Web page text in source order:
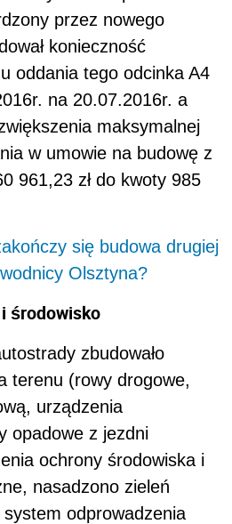
przez nowego
konieczność
oddania tego odcinka A4
na 20.07.2016r. a
maksymalnej
w umowie na budowę z
961,23 zł do kwoty 985
się budowa drugiej
Olsztyna?
środowisko
zbudowało
terenu (rowy drogowe,
urządzenia
opadowe z jezdni
ochrony środowiska i
nasadzono zieleń
odprowadzenia